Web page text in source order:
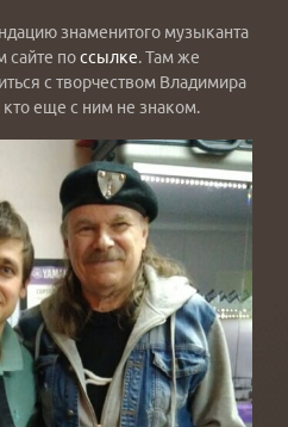
знаменитого музыканта
сайте поссылке. Там же
с творчеством Владимира
еще с ним не знаком.